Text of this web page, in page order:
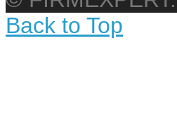
Back to Top